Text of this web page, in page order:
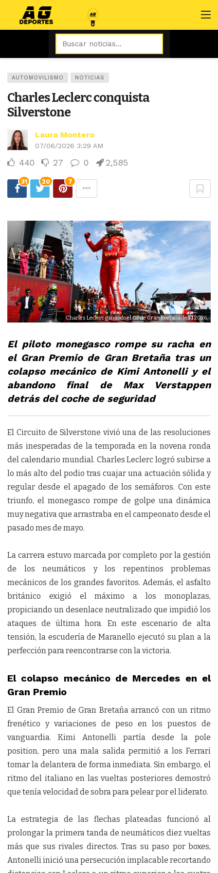
AUTOMOVILISMO NOTICIAS
Charles Leclerc conquista
Silverstone
Laura Montero
07/06/2026 3:29 AM
440 27 0 2,585
31 20 7
Charles Leclerc ganando el GP de Gran Bretaña de F1 2026
El piloto monegasco rompe su racha en
el Gran Premio de Gran Bretaña tras un
colapso mecánico de Kimi Antonelli y el
abandono final de Max Verstappen
detrás del coche de seguridad
El Circuito de Silverstone vivió una de las resoluciones
más inesperadas de la temporada en la novena ronda
del calendario mundial. Charles Leclerc logró subirse a
lo más alto del podio tras cuajar una actuación sólida y
regular desde el apagado de los semáforos. Con este
triunfo, el monegasco rompe de golpe una dinámica
muy negativa que arrastraba en el campeonato desde el
pasado mes de mayo.
La carrera estuvo marcada por completo por la gestión
de los neumáticos y los repentinos problemas
mecánicos de los grandes favoritos. Además, el asfalto
británico exigió el máximo a los monoplazas,
propiciando un desenlace neutralizado que impidió los
ataques de última hora. En este escenario de alta
tensión, la escudería de Maranello ejecutó su plan a la
perfección para reencontrarse con la victoria.
El colapso mecánico de Mercedes en el
Gran Premio
El Gran Premio de Gran Bretaña arrancó con un ritmo
frenético y variaciones de peso en los puestos de
vanguardia. Kimi Antonelli partía desde la pole
position, pero una mala salida permitió a los Ferrari
tomar la delantera de forma inmediata. Sin embargo, el
ritmo del italiano en las vueltas posteriores demostró
que tenía velocidad de sobra para pelear por el liderato.
La estrategia de las flechas plateadas funcionó al
prolongar la primera tanda de neumáticos diez vueltas
más que sus rivales directos. Tras su paso por boxes,
Antonelli inició una persecución implacable recortando